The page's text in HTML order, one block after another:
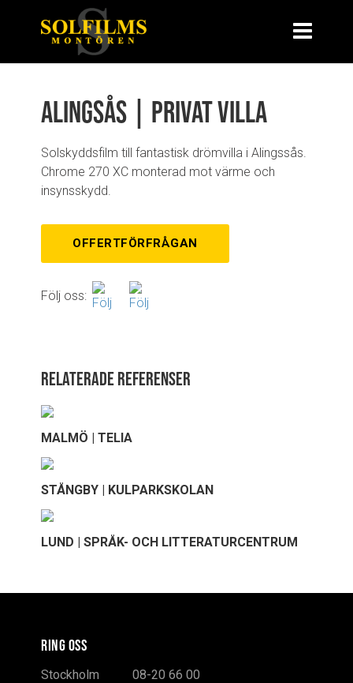
Alingsås | Privat villa
Solskyddsfilm till fantastisk drömvilla i Alingssås.
Chrome 270 XC monterad mot värme och
insynsskydd.
OFFERTFÖRFRÅGAN
Följ oss:
Relaterade referenser
MALMÖ | TELIA
STÅNGBY | KULPARKSKOLAN
LUND | SPRÅK- OCH LITTERATURCENTRUM
RING OSS
Stockholm
08-20 66 00